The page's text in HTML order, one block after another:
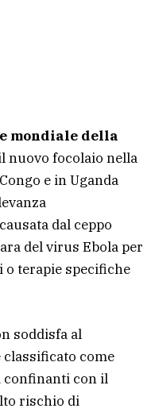
mondiale della
nuovo focolaio nella
e in Uganda
dal ceppo
del virus Ebola per
o terapie specifiche
soddisfa al
come
confinanti con il
rischio di